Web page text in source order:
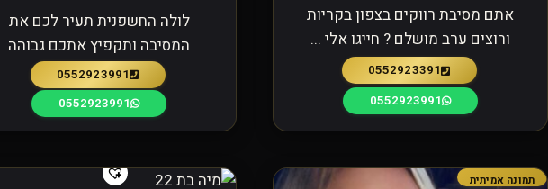
אתם מסיבת רווקים בצפון בקריות
ורוצים ערב מושלם ? חייגו אלי ...
0552923391
0552923991
לולה החשפנית תעיר לכם את
המסיבה ותקפיץ אתכם גבוהה
0552923991
0552923991
תמונה אמיתית